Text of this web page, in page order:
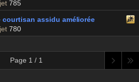
785
courtisan assidu améliorée
780
Page 1 / 1